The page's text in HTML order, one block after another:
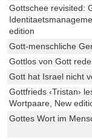
Gottschee revisited:
edition
Gott-menschliche
Gottlos von Gott
Gott hat Israel nicht
Gottfrieds ‹Tristan›
Wortpaare, New
Gottes Wort im